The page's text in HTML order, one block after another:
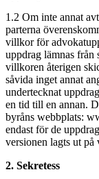
1.2 Om inte annat
parterna
villkor för
uppdrag lämnas från
villkoren återigen
såvida inget annat
undertecknat
en tid till en annan.
byråns webbplats:
endast för de
versionen lagts ut på
2. Sekretess